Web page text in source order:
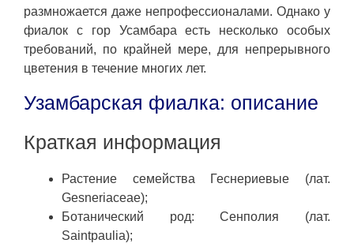
размножается даже непрофессионалами. Однако у
фиалок с гор Усамбара есть несколько особых
требований, по крайней мере, для непрерывного
цветения в течение многих лет.
Узамбарская фиалка: описание
Краткая информация
Растение семейства Геснериевые (лат.
Gesneriaceae);
Ботанический род: Сенполия (лат.
Saintpaulia);